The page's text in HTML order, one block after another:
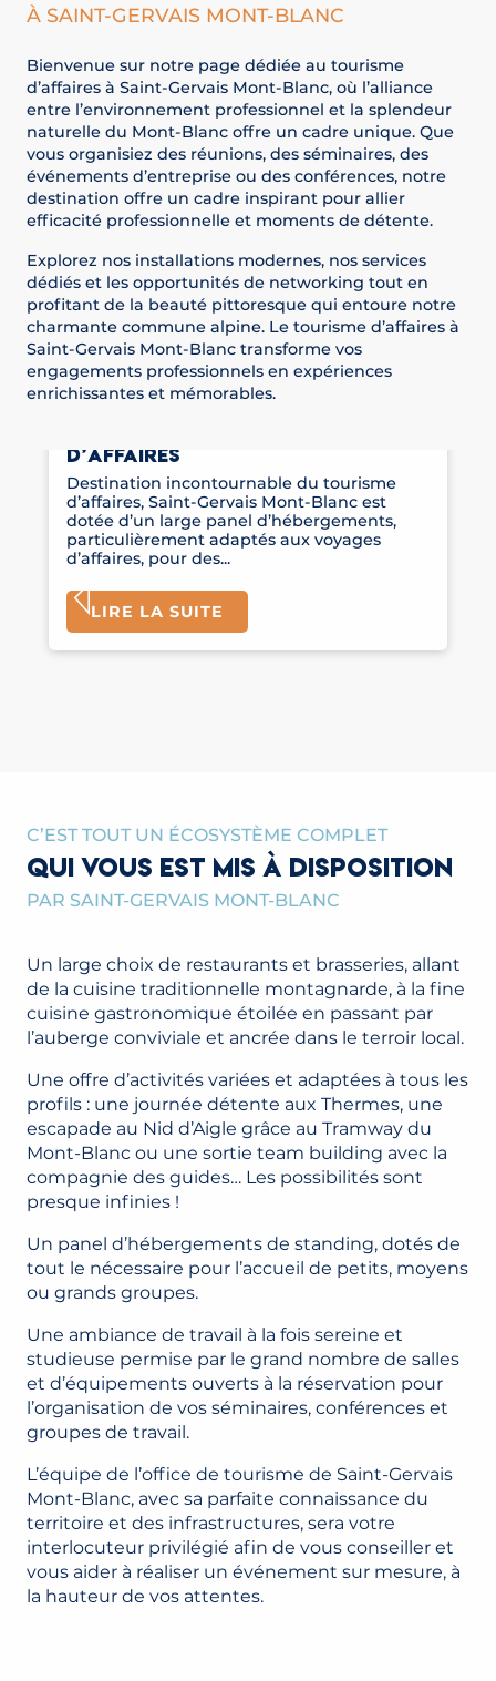
À SAINT-GERVAIS MONT-BLANC
Bienvenue sur notre page dédiée au tourisme
d’affaires à Saint-Gervais Mont-Blanc, où l’alliance
entre l’environnement professionnel et la splendeur
naturelle du Mont-Blanc offre un cadre unique. Que
vous organisiez des réunions, des séminaires, des
événements d’entreprise ou des conférences, notre
destination offre un cadre inspirant pour allier
efficacité professionnelle et moments de détente.
Explorez nos installations modernes, nos services
dédiés et les opportunités de networking tout en
profitant de la beauté pittoresque qui entoure notre
charmante commune alpine. Le tourisme d’affaires à
Saint-Gervais Mont-Blanc transforme vos
engagements professionnels en expériences
enrichissantes et mémorables.
D’AFFAIRES
Destination incontournable du tourisme
d’affaires, Saint-Gervais Mont-Blanc est
dotée d’un large panel d’hébergements,
particulièrement adaptés aux voyages
d’affaires, pour des...
LIRE LA SUITE
C’EST TOUT UN ÉCOSYSTÈME COMPLET
QUI VOUS EST MIS À DISPOSITION
PAR SAINT-GERVAIS MONT-BLANC
Un large choix de restaurants et brasseries, allant
de la cuisine traditionnelle montagnarde, à la fine
cuisine gastronomique étoilée en passant par
l’auberge conviviale et ancrée dans le terroir local.
Une offre d’activités variées et adaptées à tous les
profils : une journée détente aux Thermes, une
escapade au Nid d’Aigle grâce au Tramway du
Mont-Blanc ou une sortie team building avec la
compagnie des guides… Les possibilités sont
presque infinies !
Un panel d’hébergements de standing, dotés de
tout le nécessaire pour l’accueil de petits, moyens
ou grands groupes.
Une ambiance de travail à la fois sereine et
studieuse permise par le grand nombre de salles
et d’équipements ouverts à la réservation pour
l’organisation de vos séminaires, conférences et
groupes de travail.
L’équipe de l’office de tourisme de Saint-Gervais
Mont-Blanc, avec sa parfaite connaissance du
territoire et des infrastructures, sera votre
interlocuteur privilégié afin de vous conseiller et
vous aider à réaliser un événement sur mesure, à
la hauteur de vos attentes.